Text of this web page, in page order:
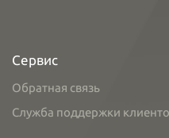
Сервис
Обратная связь
Служба поддержки